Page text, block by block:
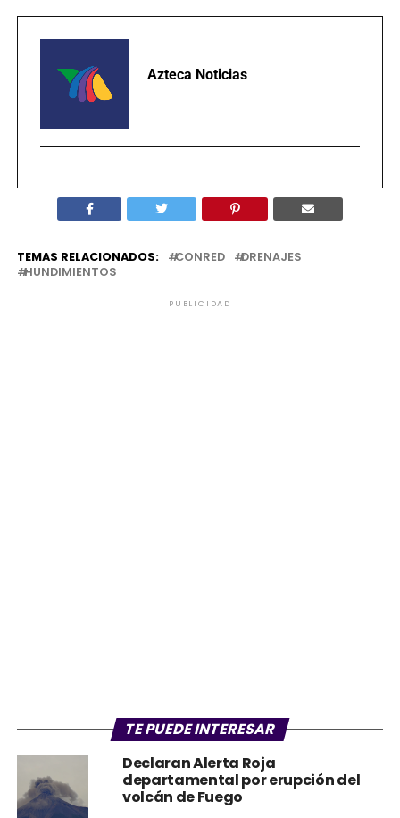
Azteca Noticias
TEMAS RELACIONADOS: CONRED
DRENAJES
HUNDIMIENTOS
PUBLICIDAD
TE PUEDE INTERESAR
Declaran Alerta Roja
departamental por erupción del
volcán de Fuego